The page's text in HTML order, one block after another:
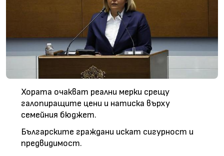
Хората очакват реални мерки срещу
галопиращите цени и натиска върху
семейния бюджет.
Българските граждани искат сигурност и
предвидимост.